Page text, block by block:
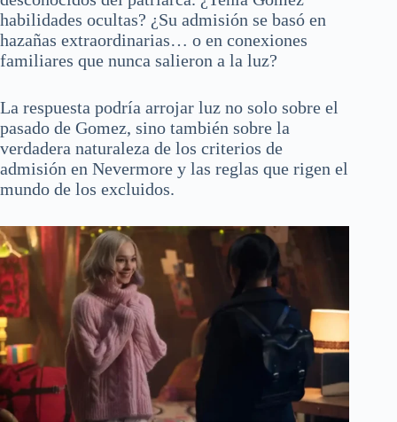
habilidades ocultas? ¿Su admisión se basó en
hazañas extraordinarias… o en conexiones
familiares que nunca salieron a la luz?
La respuesta podría arrojar luz no solo sobre el
pasado de Gomez, sino también sobre la
verdadera naturaleza de los criterios de
admisión en Nevermore y las reglas que rigen el
mundo de los excluidos.